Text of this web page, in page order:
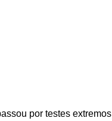
por testes